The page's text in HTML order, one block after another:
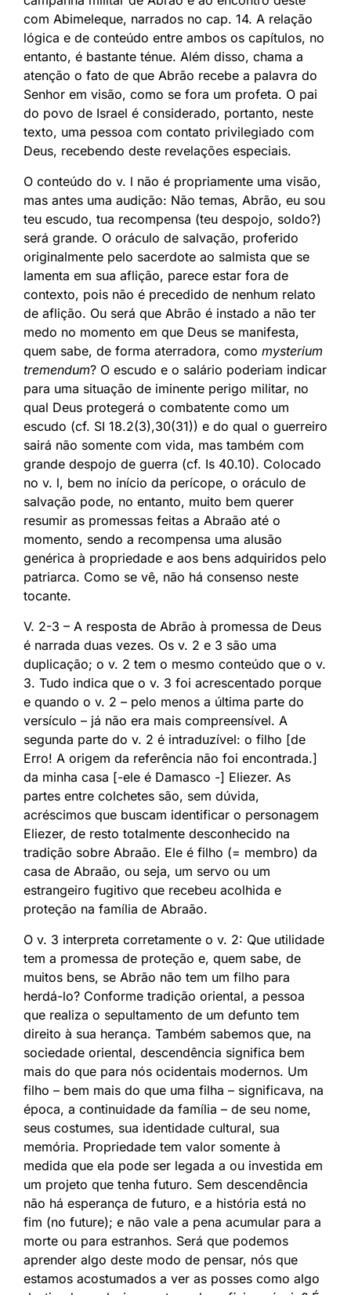
com Abimeleque, narrados no cap. 14. A relação
lógica e de conteúdo entre ambos os capítulos, no
entanto, é bastante ténue. Além disso, chama a
atenção o fato de que Abrão recebe a palavra do
Senhor em visão, como se fora um profeta. O pai
do povo de Israel é considerado, portanto, neste
texto, uma pessoa com contato privilegiado com
Deus, recebendo deste revelações especiais.
O conteúdo do v. l não é propriamente uma visão,
mas antes uma audição: Não temas, Abrão, eu sou
teu escudo, tua recompensa (teu despojo, soldo?)
será grande. O oráculo de salvação, proferido
originalmente pelo sacerdote ao salmista que se
lamenta em sua aflição, parece estar fora de
contexto, pois não é precedido de nenhum relato
de aflição. Ou será que Abrão é instado a não ter
medo no momento em que Deus se manifesta,
quem sabe, de forma aterradora, como mysterium
tremendum? O escudo e o salário poderiam indicar
para uma situação de iminente perigo militar, no
qual Deus protegerá o combatente como um
escudo (cf. SI 18.2(3),30(31)) e do qual o guerreiro
sairá não somente com vida, mas também com
grande despojo de guerra (cf. Is 40.10). Colocado
no v. l, bem no início da perícope, o oráculo de
salvação pode, no entanto, muito bem querer
resumir as promessas feitas a Abraão até o
momento, sendo a recompensa uma alusão
genérica à propriedade e aos bens adquiridos pelo
patriarca. Como se vê, não há consenso neste
tocante.
V. 2-3 – A resposta de Abrão à promessa de Deus
é narrada duas vezes. Os v. 2 e 3 são uma
duplicação; o v. 2 tem o mesmo conteúdo que o v.
3. Tudo indica que o v. 3 foi acrescentado porque
e quando o v. 2 – pelo menos a última parte do
versículo – já não era mais compreensível. A
segunda parte do v. 2 é intraduzível: o filho [de
Erro! A origem da referência não foi encontrada.]
da minha casa [-ele é Damasco -] Eliezer. As
partes entre colchetes são, sem dúvida,
acréscimos que buscam identificar o personagem
Eliezer, de resto totalmente desconhecido na
tradição sobre Abraão. Ele é filho (= membro) da
casa de Abraão, ou seja, um servo ou um
estrangeiro fugitivo que recebeu acolhida e
proteção na família de Abraão.
O v. 3 interpreta corretamente o v. 2: Que utilidade
tem a promessa de proteção e, quem sabe, de
muitos bens, se Abrão não tem um filho para
herdá-lo? Conforme tradição oriental, a pessoa
que realiza o sepultamento de um defunto tem
direito à sua herança. Também sabemos que, na
sociedade oriental, descendência significa bem
mais do que para nós ocidentais modernos. Um
filho – bem mais do que uma filha – significava, na
época, a continuidade da família – de seu nome,
seus costumes, sua identidade cultural, sua
memória. Propriedade tem valor somente à
medida que ela pode ser legada a ou investida em
um projeto que tenha futuro. Sem descendência
não há esperança de futuro, e a história está no
fim (no future); e não vale a pena acumular para a
morte ou para estranhos. Será que podemos
aprender algo deste modo de pensar, nós que
estamos acostumados a ver as posses como algo